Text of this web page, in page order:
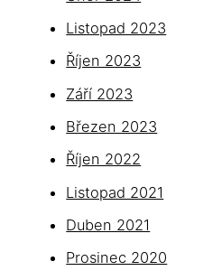
Listopad 2023
Říjen 2023
Září 2023
Březen 2023
Říjen 2022
Listopad 2021
Duben 2021
Prosinec 2020